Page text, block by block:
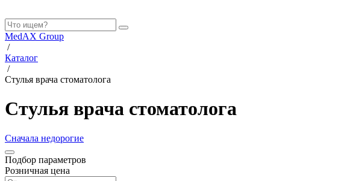
MedAX Group
/
Каталог
/
Стулья врача стоматолога
Стулья врача стоматолога
Сначала недорогие
Подбор параметров
Розничная цена